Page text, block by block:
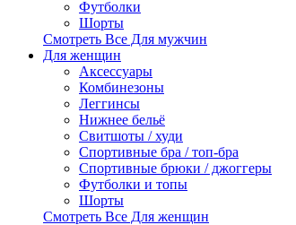
Футболки
Шорты
Смотреть Все Для мужчин
Для женщин
Аксессуары
Комбинезоны
Леггинсы
Нижнее бельё
Свитшоты / худи
Спортивные бра / топ-бра
Спортивные брюки / джоггеры
Футболки и топы
Шорты
Смотреть Все Для женщин